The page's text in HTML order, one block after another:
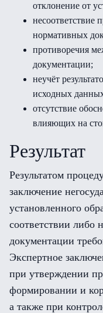
отклонение от
несоответствие
нормативных
противоречия
документации;
неучёт
исходных
отсутствие
влияющих на
Результат
Результатом
заключение
установленного
соответствии либо
документации
Экспертное
при утверждении
формировании и
а также при